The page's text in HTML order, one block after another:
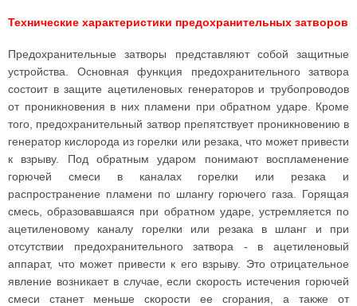
Технические характеристики предохранительных затворов
Предохранительные затворы представляют собой защитные
устройства. Основная функция предохранительного затвора
состоит в защите ацетиленовых генераторов и трубопроводов
от проникновения в них пламени при обратном ударе. Кроме
того, предохранительный затвор препятствует проникновению в
генератор кислорода из горелки или резака, что может привести
к взрыву. Под обратным ударом понимают воспламенение
горючей смеси в каналах горелки или резака и
распространение пламени по шлангу горючего газа. Горящая
смесь, образовавшаяся при обратном ударе, устремляется по
ацетиленовому каналу горелки или резака в шланг и при
отсутствии предохранительного затвора - в ацетиленовый
аппарат, что может привести к его взрыву. Это отрицательное
явление возникает в случае, если скорость истечения горючей
смеси станет меньше скорости ее сгорания, а также от